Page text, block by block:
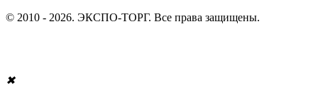
© 2010 - 2026. ЭКСПО-ТОРГ. Все права защищены.
✖